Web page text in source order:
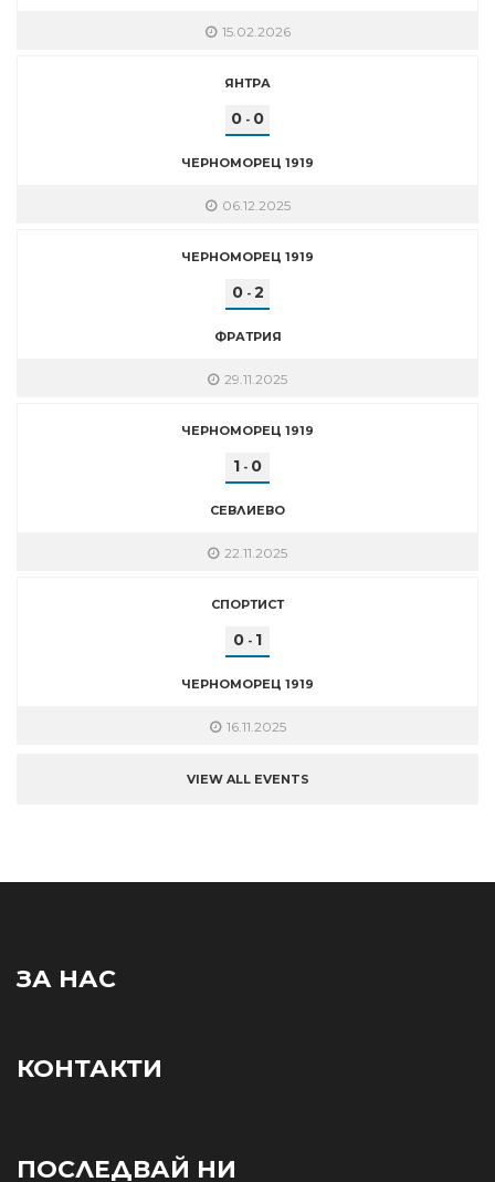
15.02.2026
ЯНТРА
0 - 0
ЧЕРНОМОРЕЦ 1919
06.12.2025
ЧЕРНОМОРЕЦ 1919
0- 2
ФРАТРИЯ
29.11.2025
ЧЕРНОМОРЕЦ 1919
1 - 0
СЕВЛИЕВО
22.11.2025
СПОРТИСТ
0 - 1
ЧЕРНОМОРЕЦ 1919
16.11.2025
VIEW ALL EVENTS
ЗА НАС
КОНТАКТИ
ПОСЛЕДВАЙ НИ